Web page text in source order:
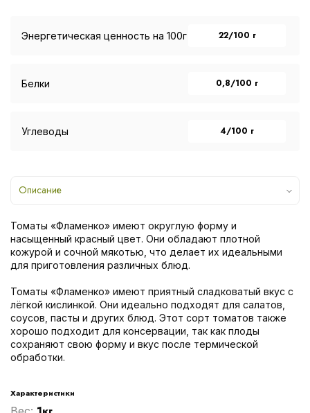
Энергетическая ценность на 100г 22/100 г
Белки 0,8/100 г
Углеводы 4/100 г
Описание
Томаты «Фламенко» имеют округлую форму и
насыщенный красный цвет. Они обладают плотной
кожурой и сочной мякотью, что делает их идеальными
для приготовления различных блюд.
Томаты «Фламенко» имеют приятный сладковатый вкус с
лёгкой кислинкой. Они идеально подходят для салатов,
соусов, пасты и других блюд. Этот сорт томатов также
хорошо подходит для консервации, так как плоды
сохраняют свою форму и вкус после термической
обработки.
Характеристики